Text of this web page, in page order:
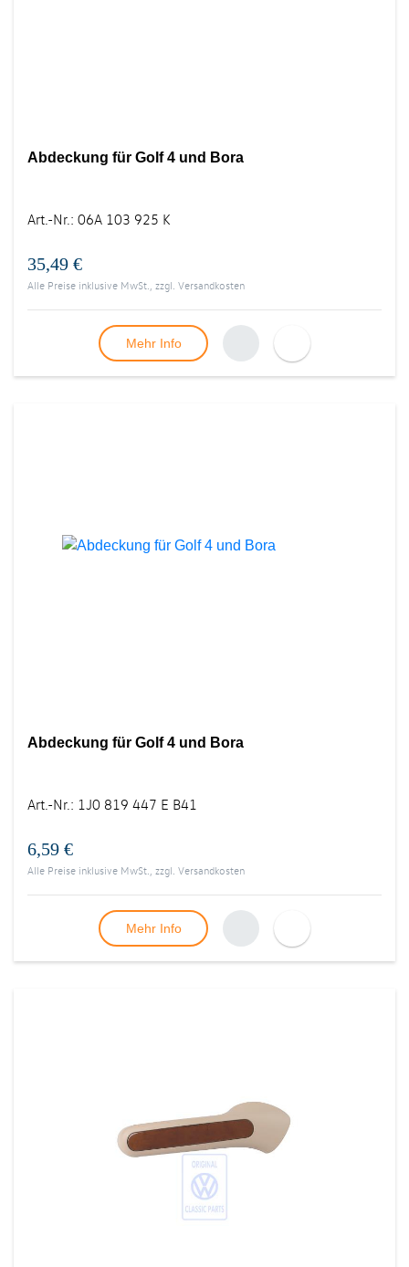
Abdeckung für Golf 4 und Bora
Art.-Nr.: 06A 103 925 K
35,49 €
Alle Preise inklusive MwSt., zzgl. Versandkosten
Mehr Info
Abdeckung für Golf 4 und Bora
Art.-Nr.: 1J0 819 447 E B41
6,59 €
Alle Preise inklusive MwSt., zzgl. Versandkosten
Mehr Info